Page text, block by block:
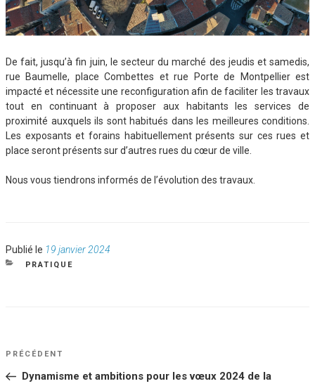
De fait, jusqu’à fin juin, le secteur du marché des jeudis et samedis,
rue Baumelle, place Combettes et rue Porte de Montpellier est
impacté et nécessite une reconfiguration afin de faciliter les travaux
tout en continuant à proposer aux habitants les services de
proximité auxquels ils sont habitués dans les meilleures conditions.
Les exposants et forains habituellement présents sur ces rues et
place seront présents sur d’autres rues du cœur de ville.
Nous vous tiendrons informés de l’évolution des travaux.
Publié le Publié
le
19 janvier 2024
CATÉGORIES
PRATIQUE
NAVIGATION
DE
Article
PRÉCÉDENT
Dynamisme et ambitions pour les vœux 2024 de la